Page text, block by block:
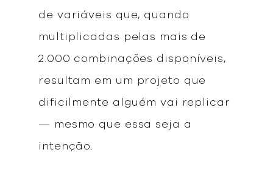
de variáveis que, quando
multiplicadas pelas mais de
2.000 combinações disponíveis,
resultam em um projeto que
dificilmente alguém vai replicar
— mesmo que essa seja a
intenção.